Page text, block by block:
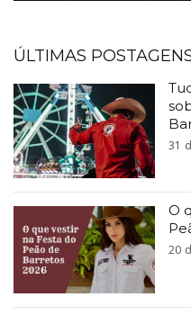
ÚLTIMAS
31
O
20